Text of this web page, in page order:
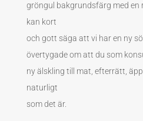
gröngul bakgrundsfärg med
kan kort
och gott säga att vi har en ny
övertygade om att du som
ny älskling till mat, efterrätt,
naturligt
som det är.